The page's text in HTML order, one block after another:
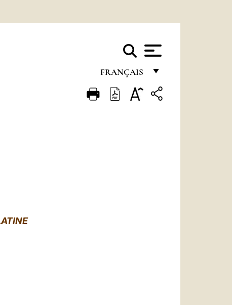
FRANÇAIS
FRANÇAIS
E